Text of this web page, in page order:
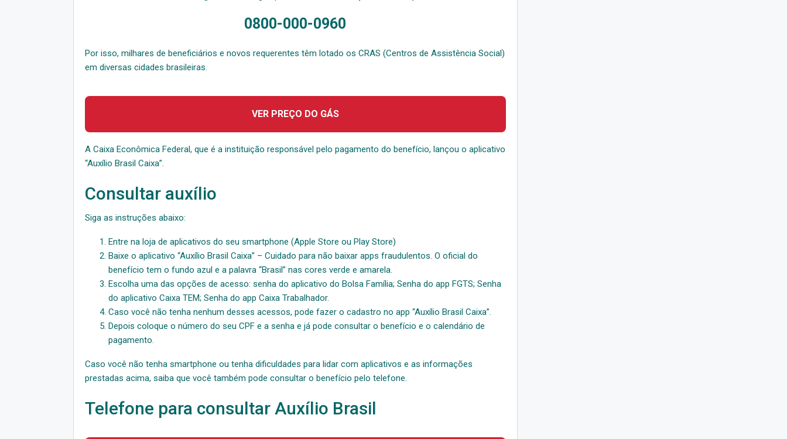
0800-000-0960
Por isso, milhares de beneficiários e novos requerentes têm lotado os CRAS (Centros de Assistência Social)
em diversas cidades brasileiras.
VER PREÇO DO GÁS
A Caixa Econômica Federal, que é a instituição responsável pelo pagamento do benefício, lançou o aplicativo
“Auxílio Brasil Caixa”.
Consultar auxílio
Siga as instruções abaixo:
Entre na loja de aplicativos do seu smartphone (Apple Store ou Play Store)
Baixe o aplicativo “Auxílio Brasil Caixa” – Cuidado para não baixar apps fraudulentos. O oficial do
benefício tem o fundo azul e a palavra “Brasil” nas cores verde e amarela.
Escolha uma das opções de acesso: senha do aplicativo do Bolsa Família; Senha do app FGTS; Senha
do aplicativo Caixa TEM; Senha do app Caixa Trabalhador.
Caso você não tenha nenhum desses acessos, pode fazer o cadastro no app “Auxílio Brasil Caixa”.
Depois coloque o número do seu CPF e a senha e já pode consultar o benefício e o calendário de
pagamento.
Caso você não tenha smartphone ou tenha dificuldades para lidar com aplicativos e as informações
prestadas acima, saiba que você também pode consultar o benefício pelo telefone.
Telefone para consultar Auxílio Brasil